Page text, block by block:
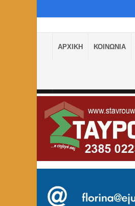
ΑΡΧΙΚΗ ΚΟΙΝΩΝΙΑ